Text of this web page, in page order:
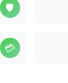
🛡️
💳